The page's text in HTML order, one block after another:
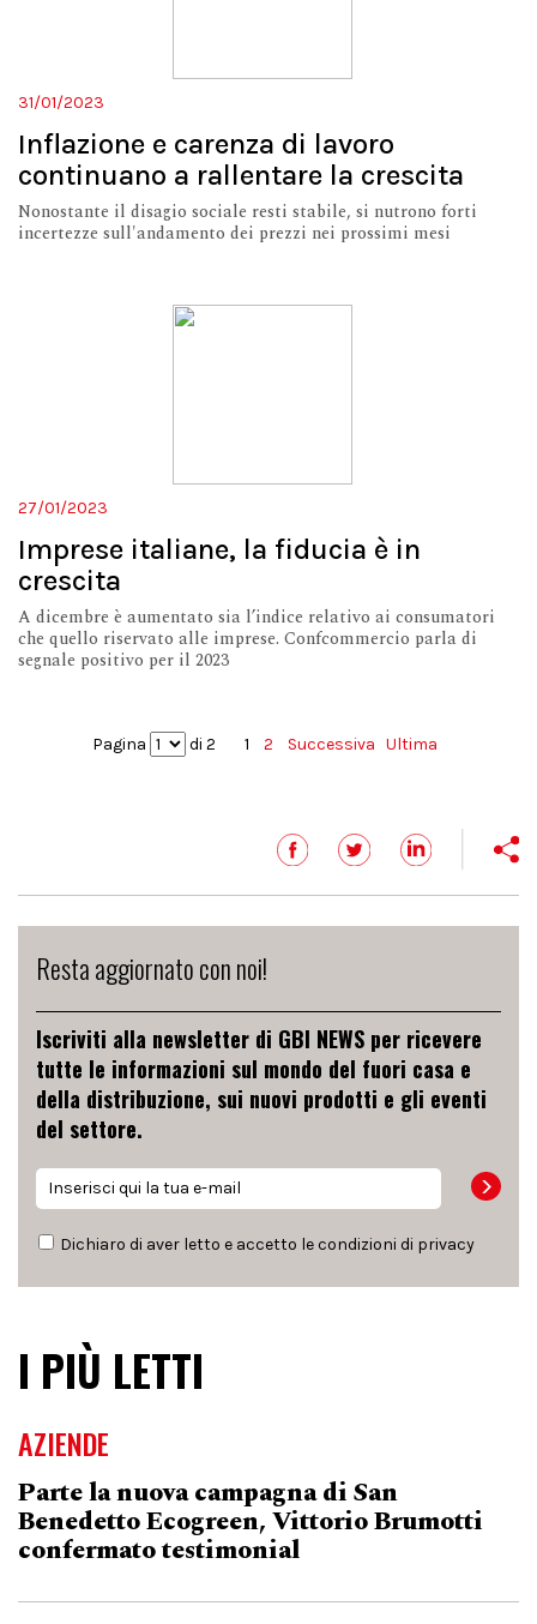
31/01/2023
Inflazione e carenza di lavoro
continuano a rallentare la crescita
Nonostante il disagio sociale resti stabile, si nutrono forti
incertezze sull'andamento dei prezzi nei prossimi mesi
27/01/2023
Imprese italiane, la fiducia è in
crescita
A dicembre è aumentato sia l’indice relativo ai consumatori
che quello riservato alle imprese. Confcommercio parla di
segnale positivo per il 2023
Pagina di 2 1 2 Successiva Ultima
Resta aggiornato con noi!
Iscriviti alla newsletter di GBI NEWS per ricevere
tutte le informazioni sul mondo del fuori casa e
della distribuzione, sui nuovi prodotti e gli eventi
del settore.
Dichiaro di aver letto e accetto le condizioni di privacy
I PIÙ LETTI
AZIENDE
Parte la nuova campagna di San
Benedetto Ecogreen, Vittorio Brumotti
confermato testimonial